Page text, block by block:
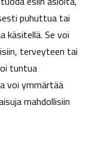
puhuttua tai
käsitellä. Se voi
terveyteen tai
tuntua
voi ymmärtää
mahdollisiin